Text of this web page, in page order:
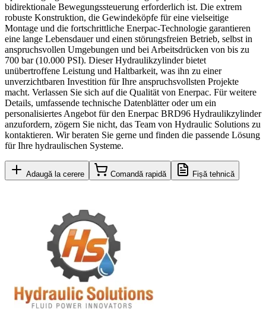
bidirektionale Bewegungssteuerung erforderlich ist. Die extrem
robuste Konstruktion, die Gewindeköpfe für eine vielseitige
Montage und die fortschrittliche Enerpac-Technologie garantieren
eine lange Lebensdauer und einen störungsfreien Betrieb, selbst in
anspruchsvollen Umgebungen und bei Arbeitsdrücken von bis zu
700 bar (10.000 PSI). Dieser Hydraulikzylinder bietet
unübertroffene Leistung und Haltbarkeit, was ihn zu einer
unverzichtbaren Investition für Ihre anspruchsvollsten Projekte
macht. Verlassen Sie sich auf die Qualität von Enerpac. Für weitere
Details, umfassende technische Datenblätter oder um ein
personalisiertes Angebot für den Enerpac BRD96 Hydraulikzylinder
anzufordern, zögern Sie nicht, das Team von Hydraulic Solutions zu
kontaktieren. Wir beraten Sie gerne und finden die passende Lösung
für Ihre hydraulischen Systeme.
Adaugă la cerere Comandă rapidă Fișă tehnică